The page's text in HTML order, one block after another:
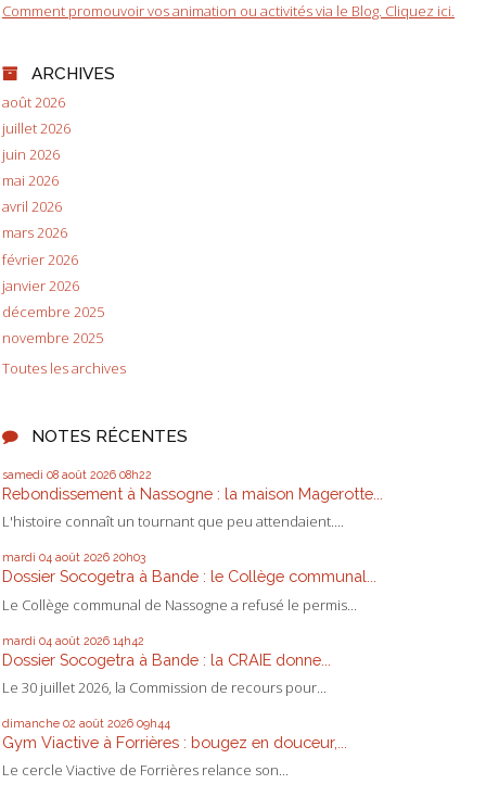
Comment promouvoir vos animation ou activités via le Blog. Cliquez ici.
ARCHIVES
août 2026
juillet 2026
juin 2026
mai 2026
avril 2026
mars 2026
février 2026
janvier 2026
décembre 2025
novembre 2025
Toutes les archives
NOTES RÉCENTES
samedi 08 août 2026 08h22
Rebondissement à Nassogne : la maison Magerotte...
L'histoire connaît un tournant que peu attendaient....
mardi 04 août 2026 20h03
Dossier Socogetra à Bande : le Collège communal...
Le Collège communal de Nassogne a refusé le permis...
mardi 04 août 2026 14h42
Dossier Socogetra à Bande : la CRAIE donne...
Le 30 juillet 2026, la Commission de recours pour...
dimanche 02 août 2026 09h44
Gym Viactive à Forrières : bougez en douceur,...
Le cercle Viactive de Forrières relance son...